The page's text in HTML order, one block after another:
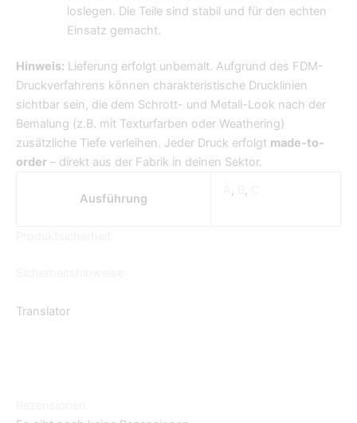
loslegen. Die Teile sind stabil und für den echten
Einsatz gemacht.
Hinweis: Lieferung erfolgt unbemalt. Aufgrund des FDM-
Druckverfahrens können charakteristische Drucklinien
sichtbar sein, die dem Schrott- und Metall-Look nach der
Bemalung (z.B. mit Texturfarben oder Weathering)
zusätzliche Tiefe verleihen. Jeder Druck erfolgt made-to-
order – direkt aus der Fabrik in deinen Sektor.
Ausführung
, ,
Translator